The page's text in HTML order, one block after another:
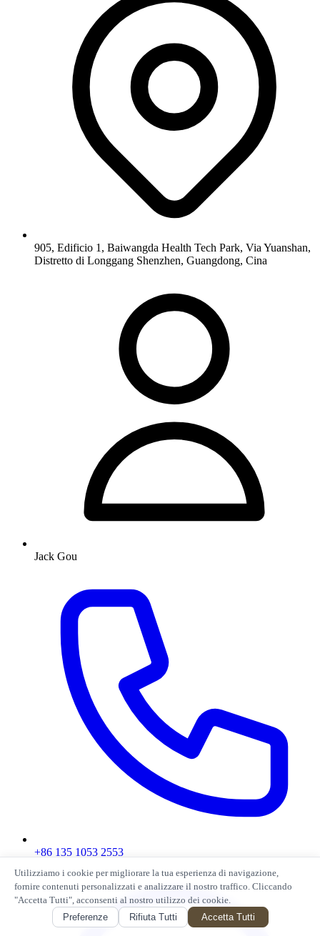
905, Edificio 1, Baiwangda Health Tech Park, Via Yuanshan,
Distretto di Longgang Shenzhen, Guangdong, Cina
Jack Gou
+86 135 1053 2553
Utilizziamo i cookie per migliorare la tua esperienza di navigazione,
fornire contenuti personalizzati e analizzare il nostro traffico. Cliccando
"Accetta Tutti", acconsenti al nostro utilizzo dei cookie.
Preferenze
Rifiuta Tutti Accetta Tutti